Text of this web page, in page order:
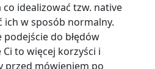
idealizować tzw. native
w sposób normalny.
do błędów
to więcej korzyści i
przed mówieniem po